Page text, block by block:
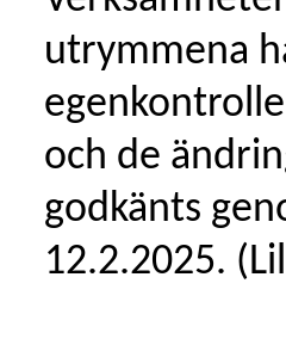
utrymmena
och de
godkänts
12.2.2025.